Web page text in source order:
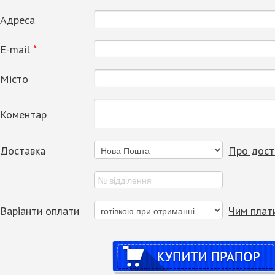
Адреса
Е-mail *
Місто
Коментар
Доставка Про
Варіанти оплати Чим
Купити